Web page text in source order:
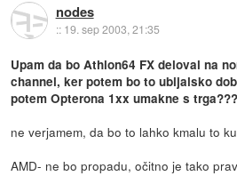
nodes
:: 19. sep 2003, 21:35
Upam da bo Athlon64 FX deloval na
channel, ker potem bo to ubijalsko
potem Opterona 1xx umakne s
ne verjamem, da bo to lahko kmalu to
AMD- ne bo propadu, očitno je tako